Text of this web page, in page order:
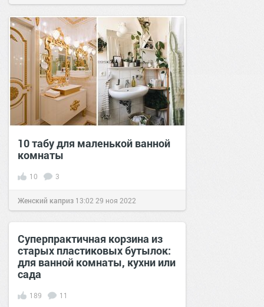
10 табу для маленькой ванной
комнаты
10 3
Женский каприз 13:02 29 ноя 2022
Суперпрактичная корзина из
старых пластиковых бутылок:
для ванной комнаты, кухни или
сада
189 11